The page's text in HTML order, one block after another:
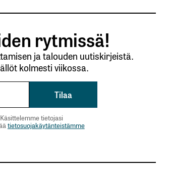
rytmissä!
ja talouden uutiskirjeistä.
kolmesti viikossa.
tietojasi
tietosuojakäytänteistämme